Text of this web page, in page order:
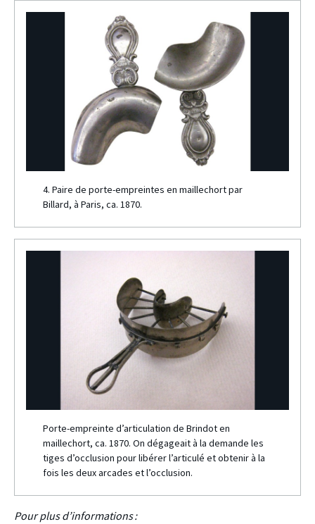
4. Paire de porte-empreintes en maillechort par
Billard, à Paris, ca. 1870.
Porte-empreinte d’articulation de Brindot en
maillechort, ca. 1870. On dégageait à la demande les
tiges d’occlusion pour libérer l’articulé et obtenir à la
fois les deux arcades et l’occlusion.
Pour plus d’informations :